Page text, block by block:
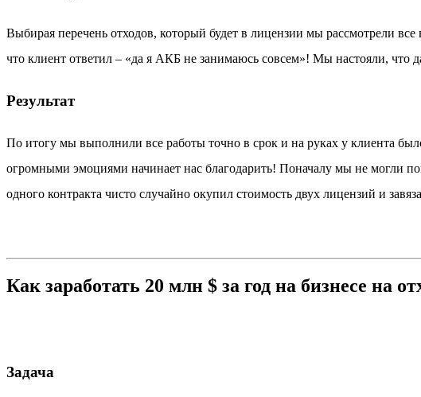
Выбирая перечень отходов, который будет в лицензии мы рассмотрели
что клиент ответил – «да я АКБ не занимаюсь совсем»! Мы настояли, что
Результат
По итогу мы выполнили все работы точно в срок и на руках у клиента
огромными эмоциями начинает нас благодарить! Поначалу мы не могли
одного контракта чисто случайно окупил стоимость двух лицензий и
Как заработать 20 млн $ за год на бизнесе на
Задача